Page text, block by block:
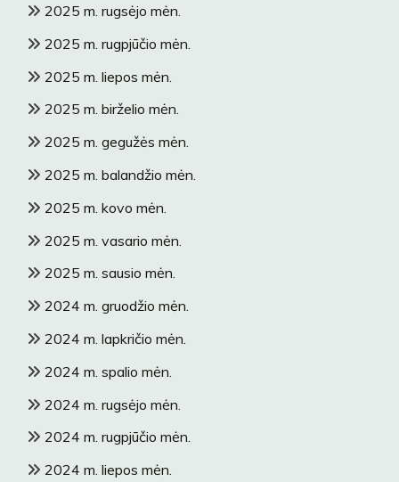
2025 m. rugsėjo mėn.
2025 m. rugpjūčio mėn.
2025 m. liepos mėn.
2025 m. birželio mėn.
2025 m. gegužės mėn.
2025 m. balandžio mėn.
2025 m. kovo mėn.
2025 m. vasario mėn.
2025 m. sausio mėn.
2024 m. gruodžio mėn.
2024 m. lapkričio mėn.
2024 m. spalio mėn.
2024 m. rugsėjo mėn.
2024 m. rugpjūčio mėn.
2024 m. liepos mėn.